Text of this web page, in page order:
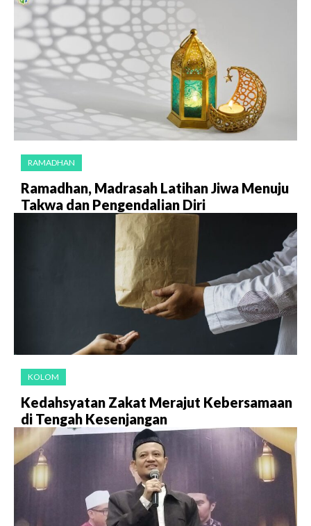
RAMADHAN
Ramadhan, Madrasah Latihan Jiwa Menuju
Takwa dan Pengendalian Diri
KOLOM
Kedahsyatan Zakat Merajut Kebersamaan
di Tengah Kesenjangan